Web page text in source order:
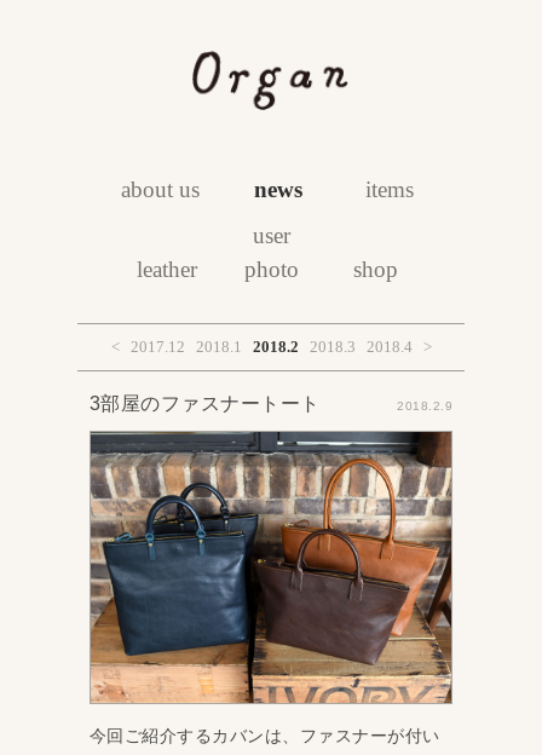
about us news items
leather
user
photo
shop
< 2017.12 2018.1 2018.2 2018.3 2018.4 >
3部屋のファスナートート 2018.2.9
今回ご紹介するカバンは、ファスナーが付い